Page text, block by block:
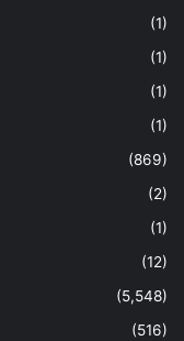
(1)
(1)
(1)
(1)
(869)
(2)
(1)
(12)
(5,548)
(516)